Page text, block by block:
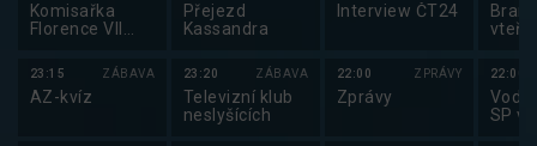
Komisařka
Florence VII
23:15 ZÁBAVA
AZ-kvíz
Přejezd
Kassandra
23:20 ZÁBAVA
Televizní klub
neslyšících
Interview ČT24
22:00 ZPRÁVY
Zprávy
22:00
SP